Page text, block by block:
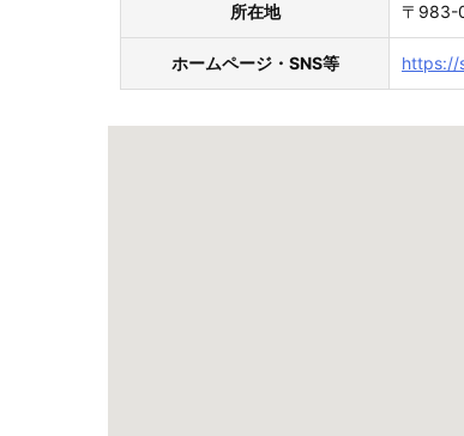
所在地 〒983-
ホームページ・SNS等 https://